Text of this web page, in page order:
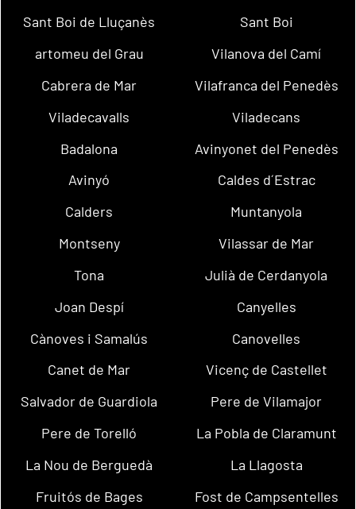
Sant Boi de Lluçanès
Sant Boi
artomeu del Grau
Vilanova del Camí
Cabrera de Mar
Vilafranca del Penedès
Viladecavalls
Viladecans
Badalona
Avinyonet del Penedès
Avinyó
Caldes d´Estrac
Calders
Muntanyola
Montseny
Vilassar de Mar
Tona
Julià de Cerdanyola
Joan Despí
Canyelles
Cànoves i Samalús
Canovelles
Canet de Mar
Vicenç de Castellet
Salvador de Guardiola
Pere de Vilamajor
Pere de Torelló
La Pobla de Claramunt
La Nou de Berguedà
La Llagosta
Fruitós de Bages
Fost de Campsentelles